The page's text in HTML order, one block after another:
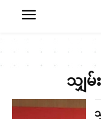
သျှ